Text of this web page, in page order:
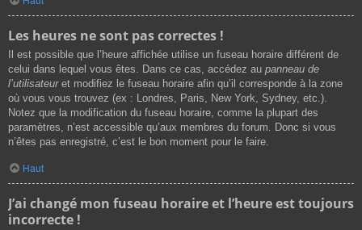
Les heures ne sont pas correctes !
Il est possible que l’heure affichée utilise un fuseau horaire différent de
celui dans lequel vous êtes. Dans ce cas, accédez au panneau de
l’utilisateuret modifiez le fuseau horaire afin qu’il corresponde à la zone
où vous vous trouvez (ex : Londres, Paris, New York, Sydney, etc.).
Notez que la modification du fuseau horaire, comme la plupart des
paramètres, n’est accessible qu’aux membres du forum. Donc si vous
n’êtes pas enregistré, c’est le bon moment pour le faire.
Haut
J’ai changé mon fuseau horaire et l’heure est toujours
incorrecte !